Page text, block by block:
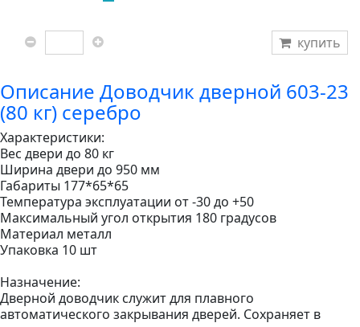
купить
Описание Доводчик дверной 603-23
(80 кг) серебро
Характеристики:
Вес двери до 80 кг
Ширина двери до 950 мм
Габариты 177*65*65
Температура эксплуатации от -30 до +50
Максимальный угол открытия 180 градусов
Материал металл
Упаковка 10 шт
Назначение:
Дверной доводчик служит для плавного
автоматического закрывания дверей. Сохраняет в